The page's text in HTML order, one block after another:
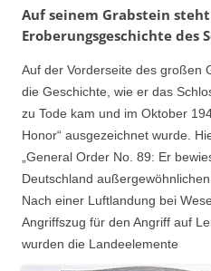
Auf seinem Grabstein
Eroberungsgeschichte des
Auf der Vorderseite des großen
die Geschichte, wie er das
zu Tode kam und im Oktober
Honor“ ausgezeichnet wurde.
„General Order No. 89: Er
Deutschland
Nach einer Luftlandung bei
Angriffszug für den Angriff auf
wurden die Landeelemente